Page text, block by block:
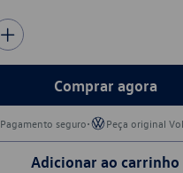
Comprar agora
Pagamento seguro• Peça original
Adicionar ao carrinho